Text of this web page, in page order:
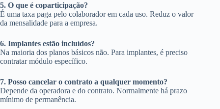
5. O que é coparticipação?
É uma taxa paga pelo colaborador em cada uso. Reduz o valor
da mensalidade para a empresa.
6. Implantes estão incluídos?
Na maioria dos planos básicos não. Para implantes, é preciso
contratar módulo específico.
7. Posso cancelar o contrato a qualquer momento?
Depende da operadora e do contrato. Normalmente há prazo
mínimo de permanência.